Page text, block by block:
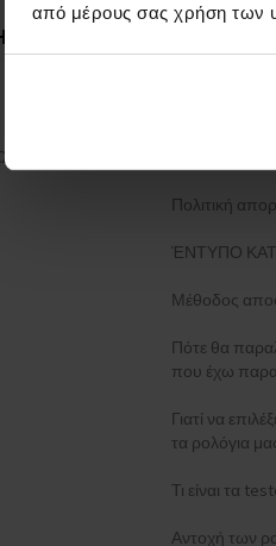
από μέρους σας χρήση των
ΕΤΑΙΡΕΙΑ
Πολιτική
ΈΝΤΥΠΟ
Μέθοδος
Πότε θα
που έχω
Γιατί να
τα ρολόγια
Τι είναι τα
Αντοχή των